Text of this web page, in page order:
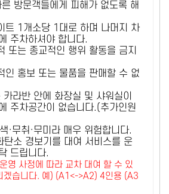
방문객들에게 피해가 없도록 해
트 1개소당 1대로 하며 나머지 차
주차하셔야 합니다.
또는 종교적인 행위 활동을 금지
인 홍보 또는 물품을 판매할 수 없
라반 안에 화장실 및 샤워실이
주차공간이 없습니다.(추가인원
·무취·무미라 매우 위험합니다.
탄소 경보기를 대여 서비스를 운
드립니다.
영 사정에 따라 교차 대여 할 수 있
겠습니다. 예) (A1<->A2) 4인용 (A3